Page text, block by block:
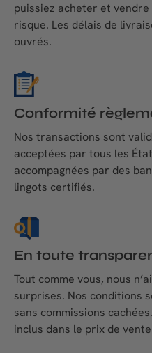
puissiez acheter et
risque. Les délais de
ouvrés.
Conformité
Nos transactions sont
acceptées par tous les
accompagnées par des
lingots certifiés.
En toute
Tout comme vous, nous
surprises. Nos conditions
sans commissions
inclus dans le prix de